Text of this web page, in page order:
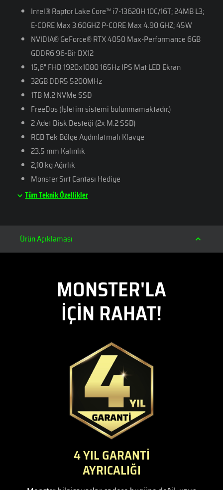
Intel® Raptor Lake Core™ i7-13620H 10C/16T; 24MB L3;
E-CORE Max 3.60GHZ P-CORE Max 4.90 GHZ; 45W
NVIDIA® GeForce® RTX 4050 Max-Performance 6GB
GDDR6 96-Bit DX12
15,6" FHD 1920x1080 165Hz IPS Mat LED Ekran
32GB DDR5 5200MHz
1TB M.2 NVMe SSD
FreeDos (İşletim sistemi bulunmamaktadır.)
2 Adet Disk Desteği (2x M.2 SSD)
RGB Tek Bölge Aydınlatmalı Klavye
23.5 mm Kalınlık
2,10 kg Ağırlık
Monster Sırt Çantası Hediye
Tüm Teknik Özellikler
Ürün Açıklaması
MONSTER'LA
İÇİN RAHAT!
4 YIL GARANTİ
AYRICALIĞI